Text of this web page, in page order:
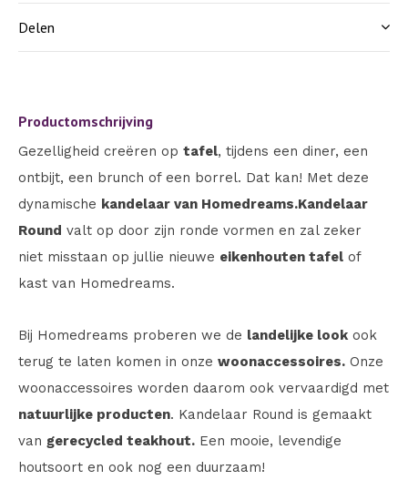
Delen
Productomschrijving
Gezelligheid creëren op tafel, tijdens een diner, een
ontbijt, een brunch of een borrel. Dat kan! Met deze
dynamische kandelaar van Homedreams.Kandelaar
Round valt op door zijn ronde vormen en zal zeker
niet misstaan op jullie nieuwe eikenhouten tafel of
kast van Homedreams.
Bij Homedreams proberen we de landelijke lookook
terug te laten komen in onze woonaccessoires. Onze
woonaccessoires worden daarom ook vervaardigd met
natuurlijke producten. Kandelaar Round is gemaakt
van gerecycled teakhout. Een mooie, levendige
houtsoort en ook nog een duurzaam!